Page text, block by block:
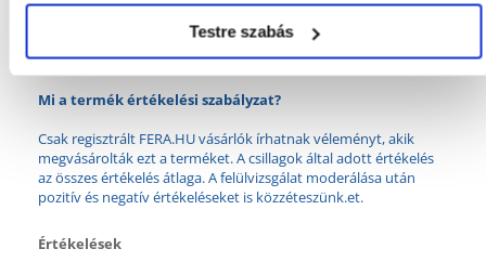
Testre szabás
(L):
250 - 350
Mi a termék értékelési szabályzat?
Csak regisztrált FERA.HU vásárlók írhatnak véleményt, akik
megvásárolták ezt a terméket. A csillagok által adott értékelés
az összes értékelés átlaga. A felülvizsgálat moderálása után
pozitív és negatív értékeléseket is közzéteszünk.et.
Értékelések